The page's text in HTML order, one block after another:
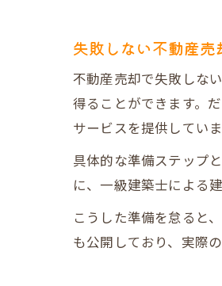
失敗しない不動産売
不動産売却で失敗しな
得ることができます。
サービスを提供していま
具体的な準備ステップ
に、一級建築士による
こうした準備を怠ると
も公開しており、実際